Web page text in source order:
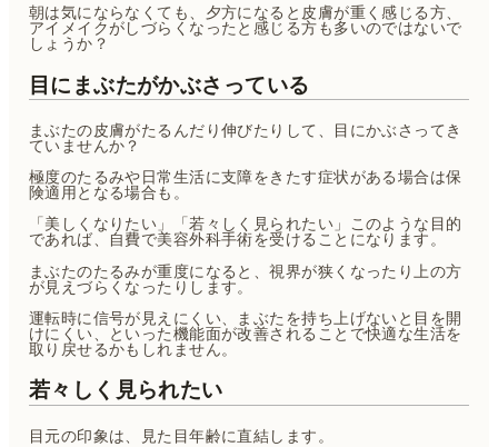
朝は気にならなくても、夕方になると皮膚が重く感じる方、
アイメイクがしづらくなったと感じる方も多いのではないで
しょうか？
目にまぶたがかぶさっている
まぶたの皮膚がたるんだり伸びたりして、目にかぶさってき
ていませんか？
極度のたるみや日常生活に支障をきたす症状がある場合は保
険適用となる場合も。
「美しくなりたい」「若々しく見られたい」このような目的
であれば、自費で美容外科手術を受けることになります。
まぶたのたるみが重度になると、視界が狭くなったり上の方
が見えづらくなったりします。
運転時に信号が見えにくい、まぶたを持ち上げないと目を開
けにくい、といった機能面が改善されることで快適な生活を
取り戻せるかもしれません。
若々しく見られたい
目元の印象は、見た目年齢に直結します。